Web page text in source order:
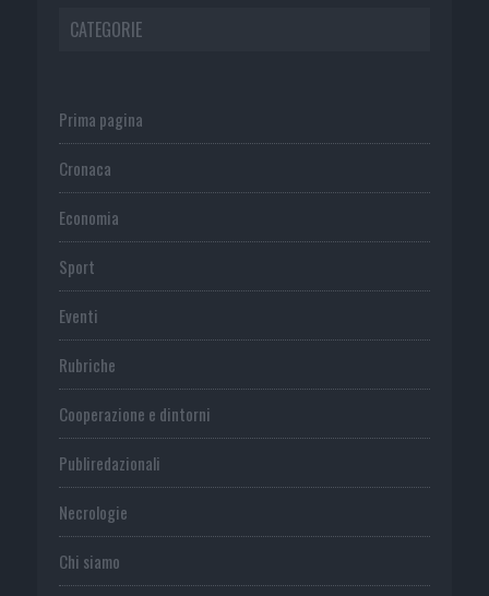
CATEGORIE
Prima pagina
Cronaca
Economia
Sport
Eventi
Rubriche
Cooperazione e dintorni
Publiredazionali
Necrologie
Chi siamo